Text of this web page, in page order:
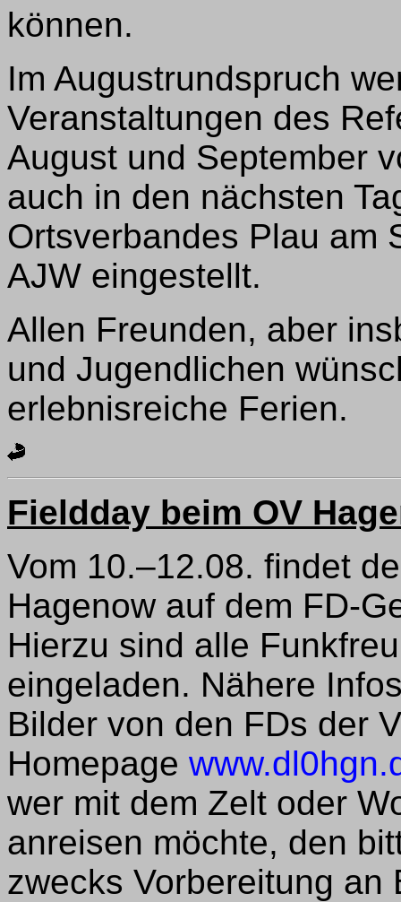
können.
Im Augustrundspruch
Veranstaltungen des
August und September
auch in den nächsten
Ortsverbandes Plau am
AJW eingestellt.
Allen Freunden, aber
und Jugendlichen
erlebnisreiche Ferien.
Fieldday beim OV
Vom 10.–12.08. findet
Hagenow auf dem FD-
Hierzu sind alle
eingeladen. Nähere
Bilder von den FDs der
Homepage
wer mit dem Zelt oder
anreisen möchte, den
zwecks Vorbereitung an